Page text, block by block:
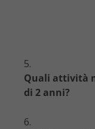
Quali attività
di 2 anni?